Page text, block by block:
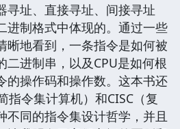
寻址、直接寻址、间接寻址
进制格式中体现的。通过一些
晰地看到，一条指令是如何被
二进制串，以及CPU是如何根
的操作码和操作数。这本书还
指令集计算机）和CISC（复
不同的指令集设计哲学，并且